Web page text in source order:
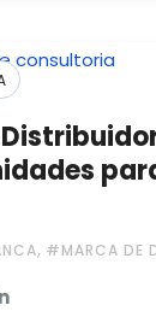
, #MARCA DE